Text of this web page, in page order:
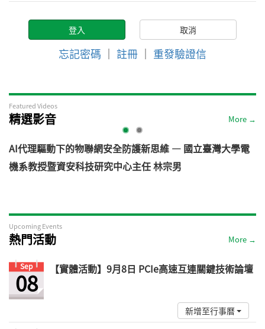
忘記密碼 ｜ 註冊 ｜ 重發驗證信
Featured Videos
精選影音 More →
AI代理驅動下的物聯網安全防護新思維 — 國立臺灣大學電
機系教授暨資安科技研究中心主任 林宗男
Upcoming Events
熱門活動 More →
Sep
08 【實體活動】9月8日 PCIe高速互連關鍵技術論壇
新增至行事曆